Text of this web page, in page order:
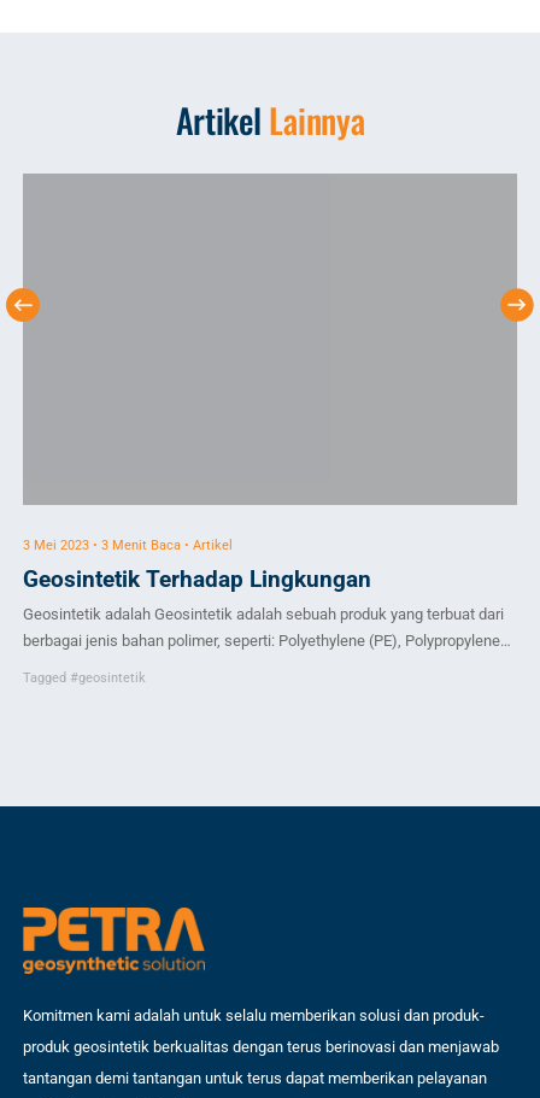
ArtikelLainnya
3 Mei 2023 • 3 Menit Baca • Artikel
Geosintetik Terhadap Lingkungan
Geosintetik adalah Geosintetik adalah sebuah produk yang terbuat dari
berbagai jenis bahan polimer, seperti: Polyethylene (PE), Polypropylene
(PP), Polyester (PET), Polystyrene (PS), dsb. Jenis – jenis polimer
Tagged #geosintetik
Komitmen kami adalah untuk selalu memberikan solusi dan produk-
produk geosintetik berkualitas dengan terus berinovasi dan menjawab
tantangan demi tantangan untuk terus dapat memberikan pelayanan